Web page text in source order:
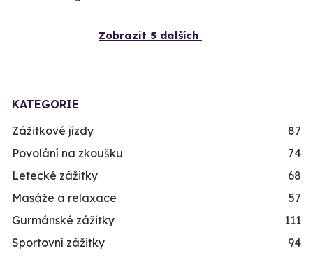
Zobrazit 5 dalších
KATEGORIE
Zážitkové jízdy
87
Povolání na zkoušku
74
Letecké zážitky
68
Masáže a relaxace
57
Gurmánské zážitky
111
Sportovní zážitky
94